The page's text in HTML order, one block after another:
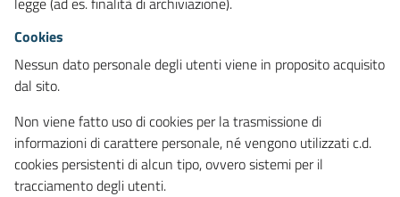
Cookies
Nessun dato personale degli utenti viene in proposito acquisito
dal sito.
Non viene fatto uso di cookies per la trasmissione di
informazioni di carattere personale, né vengono utilizzati c.d.
cookies persistenti di alcun tipo, ovvero sistemi per il
tracciamento degli utenti.